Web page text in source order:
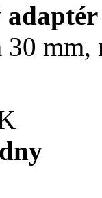
mm,